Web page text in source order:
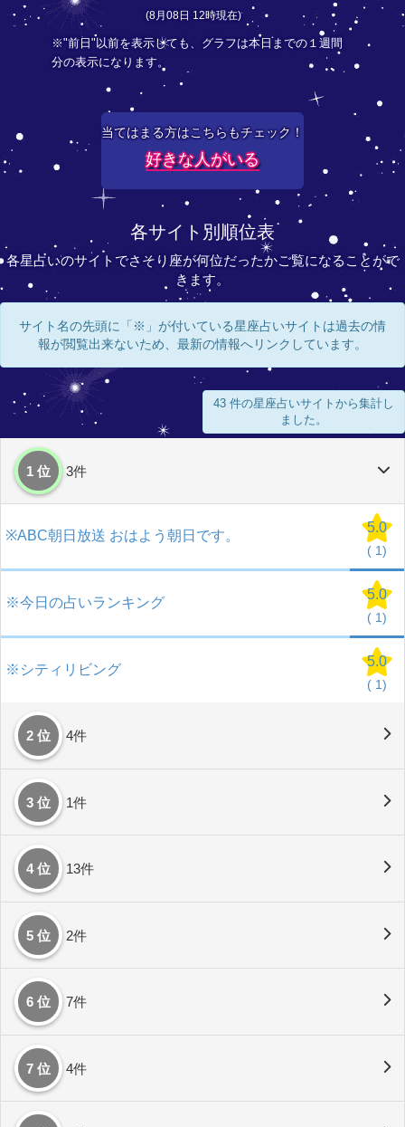
(8月08日 12時現在)
※"前日"以前を表示しても、グラフは本日までの１週間
分の表示になります。
当てはまる方はこちらもチェック！
好きな人がいる
各サイト別順位表
各星占いのサイトでさそり座が何位だったかご覧になることがで
きます。
サイト名の先頭に「※」が付いている星座占いサイトは過去の情
報が閲覧出来ないため、最新の情報へリンクしています。
43 件の星座占いサイトから集計し
ました。
1 位 3件
※ABC朝日放送 おはよう朝日です。
5.0
( 1)
※今日の占いランキング
5.0
( 1)
※シティリビング
5.0
( 1)
2 位 4件
3 位 1件
4 位 13件
5 位 2件
6 位 7件
7 位 4件